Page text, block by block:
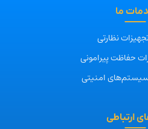
ما
نظارتی
حفاظت پیرامونی
امنیتی
ارتباطی